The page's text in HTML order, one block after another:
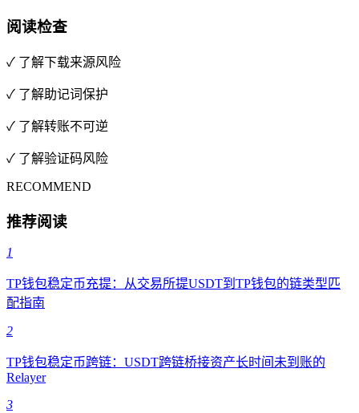
阅读检查
✓ 了解下载来源风险
✓ 了解助记词保护
✓ 了解转账不可逆
✓ 了解验证码风险
RECOMMEND
推荐阅读
1
TP钱包稳定币充提：从交易所提USDT到TP钱包的链类型匹
配指南
2
TP钱包稳定币跨链：USDT跨链桥接资产长时间未到账的
Relayer
3